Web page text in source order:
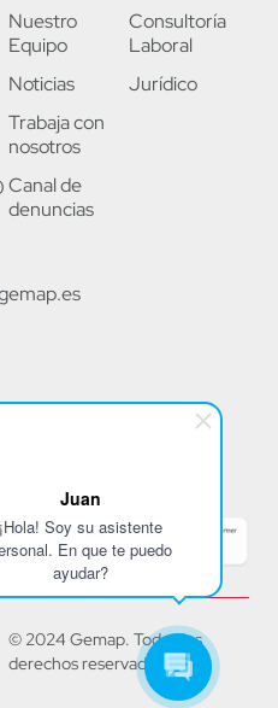
Juan
¡Hola! Soy su asistente
En que te puedo
ayudar?
Nuestro
Equipo
Noticias
Trabaja con
nosotros
Canal de
denuncias
Consultoría
Laboral
Jurídico
© 2024 Gemap. Todos los
derechos reservados.